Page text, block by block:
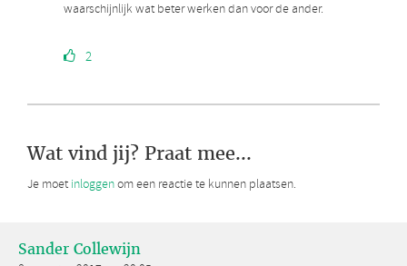
waarschijnlijk wat beter werken dan voor de ander.
2
Wat vind jij? Praat mee...
Je moet inloggenom een reactie te kunnen plaatsen.
Sander Collewijn